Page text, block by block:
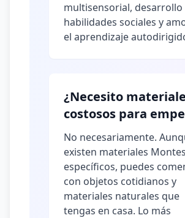
multisensorial, desarrollo
habilidades sociales y
el aprendizaje
¿Necesito
costosos para
No necesariamente.
existen materiales
específicos, puedes
con objetos cotidianos y
materiales naturales que
tengas en casa. Lo más